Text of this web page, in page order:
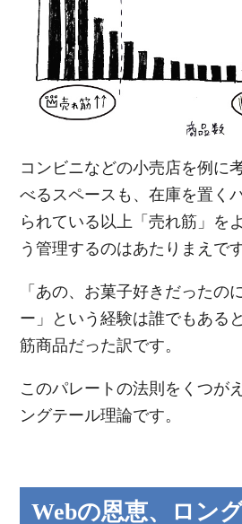
コンビニなどの小売店を例に
べるスペースも、在庫を置く
られている以上「売れ筋」を
う管理するのはあたりまえです
「あの、お菓子好きだったの
ー」という経験は誰でもある
筋商品だった訳です。
このパレートの法則をくつが
ングテール理論です。
Webの恩恵、ロン